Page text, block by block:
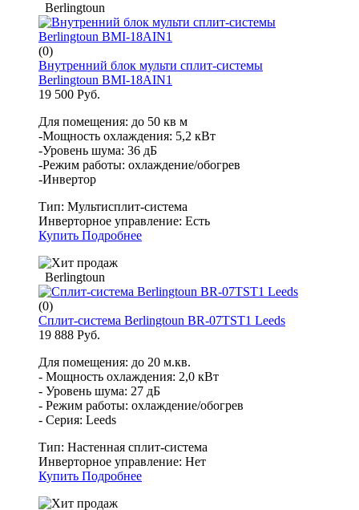
Berlingtoun
(0)
Внутренний блок мульти сплит-системы
Berlingtoun BМI-18AIN1
19 500 Руб.
Для помещения: до 50 кв м
-Мощность охлаждения: 5,2 кВт
-Уровень шума: 36 дБ
-Режим работы: охлаждение/обогрев
-Инвертор
Тип: Мультисплит-система
Инверторное управление: Есть
Купить Подробнее
Berlingtoun
(0)
Сплит-система Berlingtoun BR-07TST1 Leeds
19 888 Руб.
Для помещения: до 20 м.кв.
- Мощность охлаждения: 2,0 кВт
- Уровень шума: 27 дБ
- Режим работы: охлаждение/обогрев
- Серия: Leeds
Тип: Настенная сплит-система
Инверторное управление: Нет
Купить Подробнее